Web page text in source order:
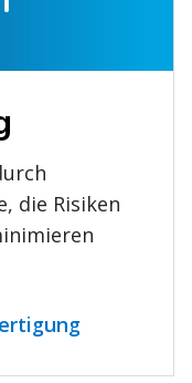
die Risiken